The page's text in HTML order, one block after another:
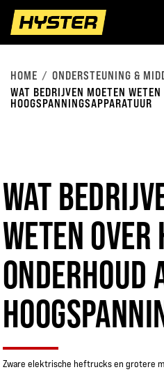
HOME ONDERSTEUNING &
WAT BEDRIJVEN MOETEN
HOOGSPANNINGSAPPARATUUR
WAT
WETEN OVER
ONDERHOUD
Zware elektrische heftrucks en grotere